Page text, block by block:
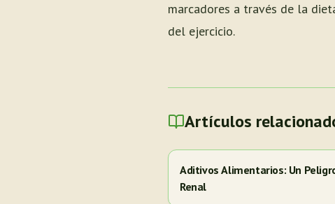
marcadores a través de la
del ejercicio.
Artículos
Aditivos Alimentarios: Un
Renal